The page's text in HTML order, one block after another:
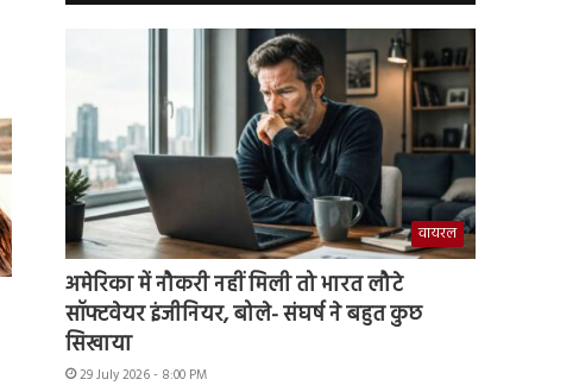
वायरल
अमेरिका में नौकरी नहीं मिली तो भारत लौटे
सॉफ्टवेयर इंजीनियर, बोले- संघर्ष ने बहुत कुछ
सिखाया
29 July 2026 - 8:00 PM